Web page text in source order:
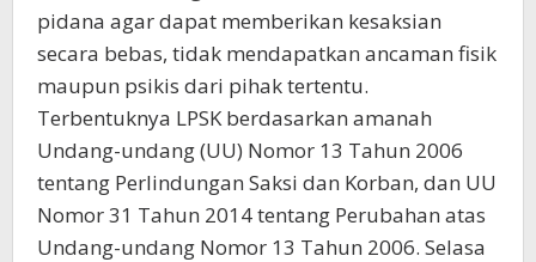
pidana agar dapat memberikan kesaksian
secara bebas, tidak mendapatkan ancaman fisik
maupun psikis dari pihak tertentu.
Terbentuknya LPSK berdasarkan amanah
Undang-undang (UU) Nomor 13 Tahun 2006
tentang Perlindungan Saksi dan Korban, dan UU
Nomor 31 Tahun 2014 tentang Perubahan atas
Undang-undang Nomor 13 Tahun 2006. Selasa